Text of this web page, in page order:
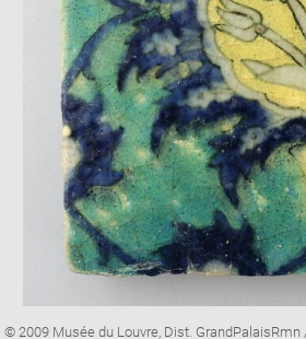
Image
© 2009 Musée du Louvre, Dist. GrandPalaisRmn